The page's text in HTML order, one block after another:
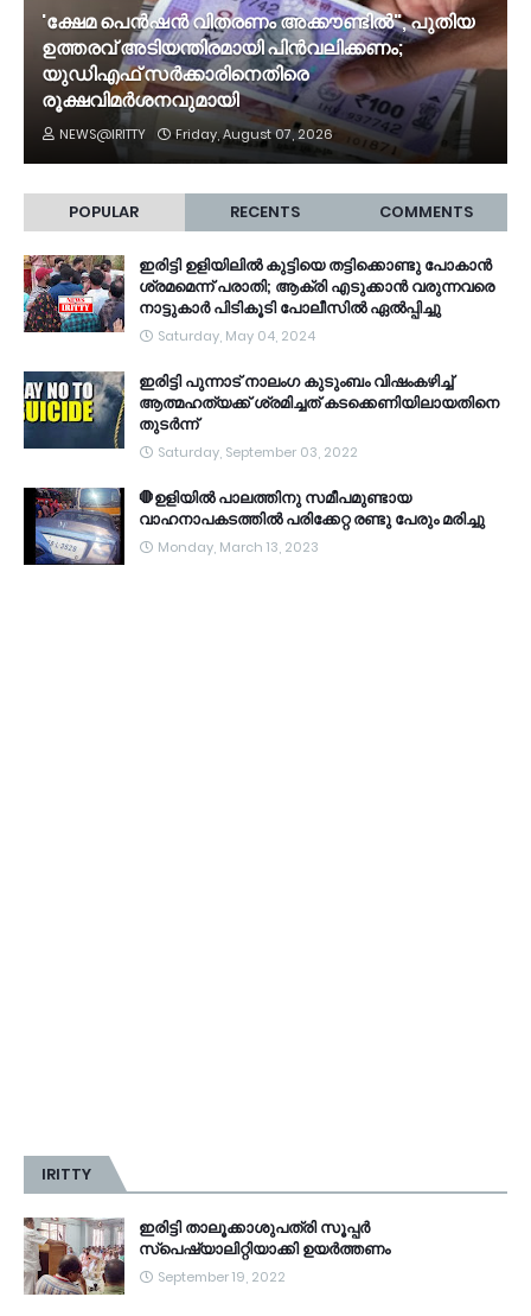
'ക്ഷേമ പെൻഷൻ വിതരണം അക്കൗണ്ടിൽ", പുതിയ
ഉത്തരവ് അടിയന്തിരമായി പിൻവലിക്കണം;
യുഡിഎഫ് സർക്കാരിനെതിരെ
രൂക്ഷവിമർശനവുമായി
NEWS@IRITTY Friday, August 07, 2026
POPULAR RECENTS COMMENTS
ഇരിട്ടി ഉളിയിലിൽ കുട്ടിയെ തട്ടിക്കൊണ്ടു പോകാൻ
ശ്രമമെന്ന് പരാതി; ആക്രി എടുക്കാൻ വരുന്നവരെ
നാട്ടുകാർ പിടികൂടി പോലീസിൽ ഏൽപ്പിച്ചു
Saturday, May 04, 2024
ഇരിട്ടി പുന്നാട് നാലംഗ കുടുംബം വിഷംകഴിച്ച്‌
ആത്മഹത്യക്ക് ശ്രമിച്ചത് കടക്കെണിയിലായതിനെ
തുടർന്ന്
Saturday, September 03, 2022
🛑ഉളിയിൽ പാലത്തിനു സമീപമുണ്ടായ
വാഹനാപകടത്തിൽ പരിക്കേറ്റ രണ്ടു പേരും മരിച്ചു
Monday, March 13, 2023
IRITTY
ഇരിട്ടി താലൂക്കാശുപത്രി സൂപ്പർ
സ്‌പെഷ്യാലിറ്റിയാക്കി ഉയർത്തണം
September 19, 2022